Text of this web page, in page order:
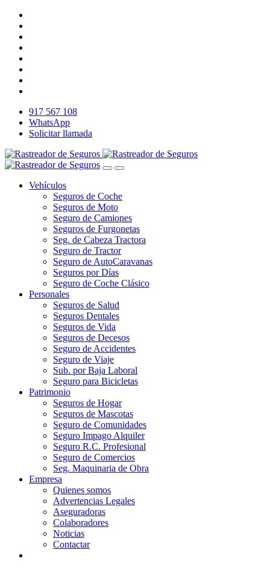
917 567 108
WhatsApp
Solicitar llamada
Vehículos
Seguros de Coche
Seguros de Moto
Seguro de Camiones
Seguros de Furgonetas
Seg. de Cabeza Tractora
Seguro de Tractor
Seguro de AutoCaravanas
Seguros por Días
Seguro de Coche Clásico
Personales
Seguros de Salud
Seguros Dentales
Seguros de Vida
Seguros de Decesos
Seguro de Accidentes
Seguro de Viaje
Sub. por Baja Laboral
Seguro para Bicicletas
Patrimonio
Seguros de Hogar
Seguros de Mascotas
Seguro de Comunidades
Seguro Impago Alquiler
Seguro R.C. Profesional
Seguro de Comercios
Seg. Maquinaria de Obra
Empresa
Quienes somos
Advertencias Legales
Aseguradoras
Colaboradores
Noticias
Contactar